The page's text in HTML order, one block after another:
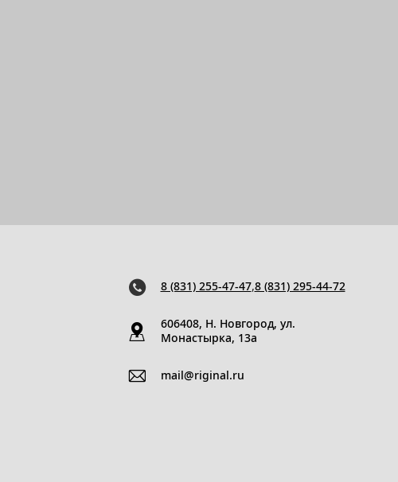
8 (831) 255-47-47,8 (831) 295-44-72
606408, Н. Новгород, ул.
Монастырка, 13a
mail@riginal.ru